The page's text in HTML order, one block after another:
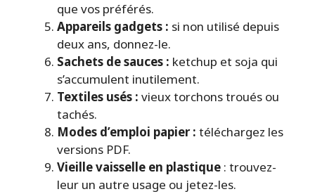
que vos préférés.
Appareils gadgets : si non utilisé depuis
deux ans, donnez-le.
Sachets de sauces : ketchup et soja qui
s’accumulent inutilement.
Textiles usés : vieux torchons troués ou
tachés.
Modes d’emploi papier : téléchargez les
versions PDF.
Vieille vaisselle en plastique : trouvez-
leur un autre usage ou jetez-les.